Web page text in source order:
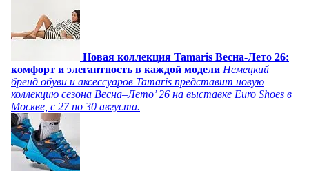
Новая коллекция Tamaris Весна-Лето 26:
комфорт и элегантность в каждой модели Немецкий
бренд обуви и аксессуаров Tamaris представит новую
коллекцию сезона Весна–Лето’ 26 на выставке Euro Shoes в
Москве, с 27 по 30 августа.